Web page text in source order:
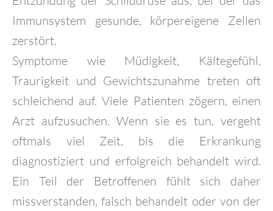
Immunsystem gesunde, körpereigene Zellen
zerstört.
Symptome wie Müdigkeit, Kältegefühl,
Traurigkeit und Gewichtszunahme treten oft
schleichend auf. Viele Patienten zögern, einen
Arzt aufzusuchen. Wenn sie es tun, vergeht
oftmals viel Zeit, bis die Erkrankung
diagnostiziert und erfolgreich behandelt wird.
Ein Teil der Betroffenen fühlt sich daher
missverstanden, falsch behandelt oder von der